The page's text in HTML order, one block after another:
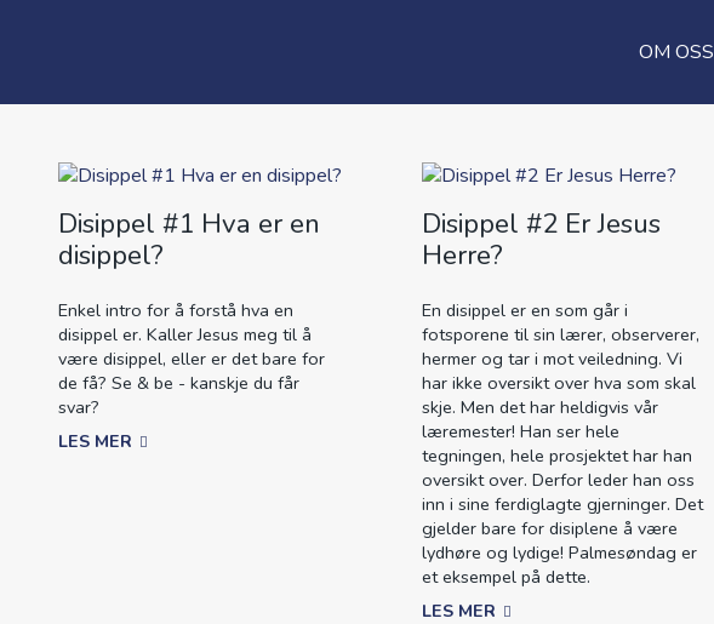
OM OSS
Disippel #1 Hva er en
disippel?
Enkel intro for å forstå hva en
disippel er. Kaller Jesus meg til å
være disippel, eller er det bare for
de få? Se & be - kanskje du får
svar?
LES MER
Disippel #2 Er Jesus
Herre?
En disippel er en som går i
fotsporene til sin lærer, observerer,
hermer og tar i mot veiledning. Vi
har ikke oversikt over hva som skal
skje. Men det har heldigvis vår
læremester! Han ser hele
tegningen, hele prosjektet har han
oversikt over. Derfor leder han oss
inn i sine ferdiglagte gjerninger. Det
gjelder bare for disiplene å være
lydhøre og lydige! Palmesøndag er
et eksempel på dette.
LES MER